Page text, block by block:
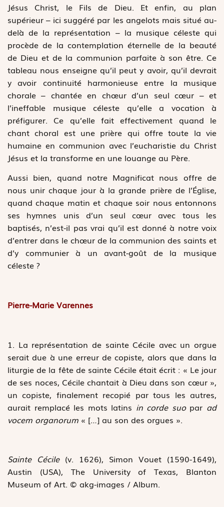
Jésus Christ, le Fils de Dieu. Et enfin, au plan
supérieur – ici suggéré par les angelots mais situé au-
delà de la représentation – la musique céleste qui
procède de la contemplation éternelle de la beauté
de Dieu et de la communion parfaite à son être. Ce
tableau nous enseigne qu’il peut y avoir, qu’il devrait
y avoir continuité harmonieuse entre la musique
chorale – chantée en chœur d’un seul cœur – et
l’ineffable musique céleste qu’elle a vocation à
préfigurer. Ce qu’elle fait effectivement quand le
chant choral est une prière qui offre toute la vie
humaine en communion avec l’eucharistie du Christ
Jésus et la transforme en une louange au Père.
Aussi bien, quand notre Magnificat nous offre de
nous unir chaque jour à la grande prière de l’Église,
quand chaque matin et chaque soir nous entonnons
ses hymnes unis d’un seul cœur avec tous les
baptisés, n’est-il pas vrai qu’il est donné à notre voix
d’entrer dans le chœur de la communion des saints et
d’y communier à un avant-goût de la musique
céleste ?
Pierre-Marie Varennes
1. La représentation de sainte Cécile avec un orgue
serait due à une erreur de copiste, alors que dans la
liturgie de la fête de sainte Cécile était écrit : « Le jour
de ses noces, Cécile chantait à Dieu dans son cœur »,
un copiste, finalement recopié par tous les autres,
aurait remplacé les mots latins in corde suo par ad
vocem organorum « […] au son des orgues ».
Sainte Cécile(v. 1626), Simon Vouet (1590-1649),
Austin (USA), The University of Texas, Blanton
Museum of Art. © akg-images / Album.